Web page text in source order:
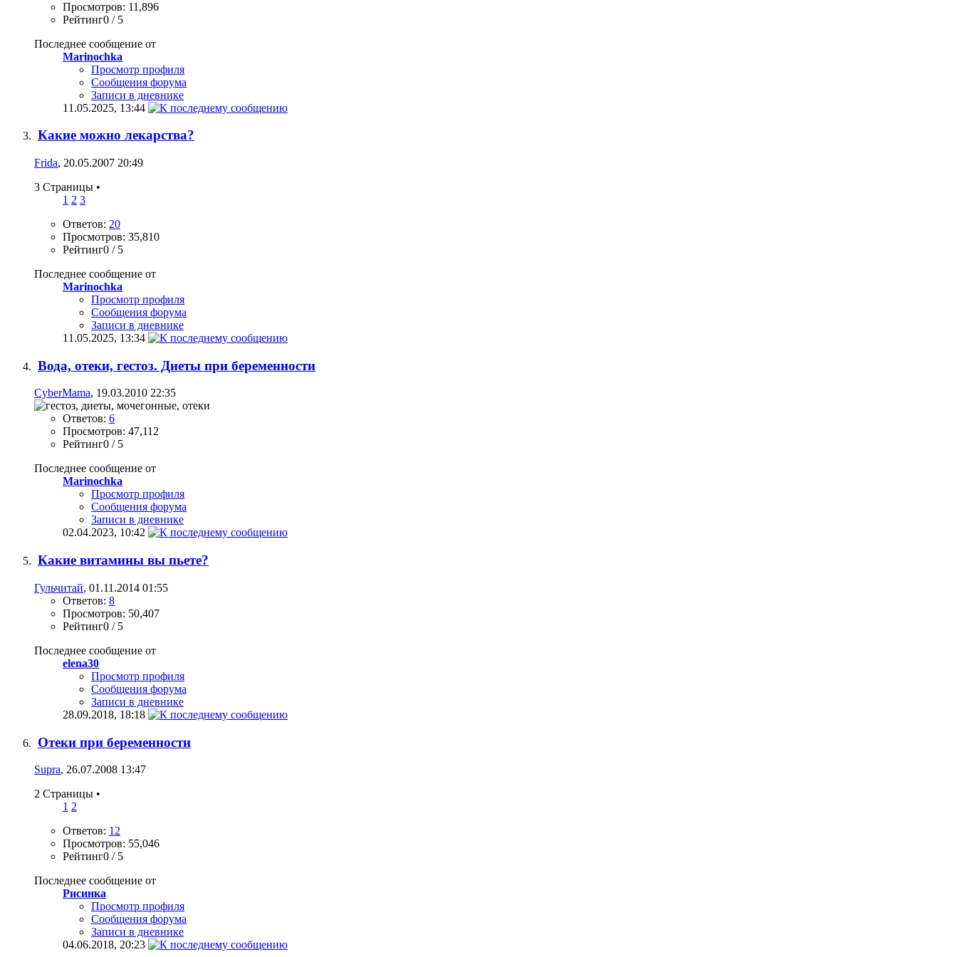
Просмотров: 11,896
Рейтинг0 / 5
Последнее сообщение от
Marinochka
Просмотр профиля
Сообщения форума
Записи в дневнике
11.05.2025, 13:44
Какие можно лекарства?
Frida, 20.05.2007 20:49
3 Страницы •
1 2 3
Ответов: 20
Просмотров: 35,810
Рейтинг0 / 5
Последнее сообщение от
Marinochka
Просмотр профиля
Сообщения форума
Записи в дневнике
11.05.2025, 13:34
Вода, отеки, гестоз. Диеты при беременности
CyberMama, 19.03.2010 22:35
Ответов: 6
Просмотров: 47,112
Рейтинг0 / 5
Последнее сообщение от
Marinochka
Просмотр профиля
Сообщения форума
Записи в дневнике
02.04.2023, 10:42
Какие витамины вы пьете?
Гульчитай, 01.11.2014 01:55
Ответов: 8
Просмотров: 50,407
Рейтинг0 / 5
Последнее сообщение от
elena30
Просмотр профиля
Сообщения форума
Записи в дневнике
28.09.2018, 18:18
Отеки при беременности
Supra, 26.07.2008 13:47
2 Страницы •
1 2
Ответов: 12
Просмотров: 55,046
Рейтинг0 / 5
Последнее сообщение от
Рисинка
Просмотр профиля
Сообщения форума
Записи в дневнике
04.06.2018, 20:23